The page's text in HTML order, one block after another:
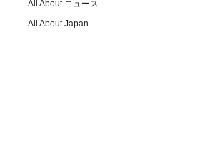
All About ニュース
All About Japan